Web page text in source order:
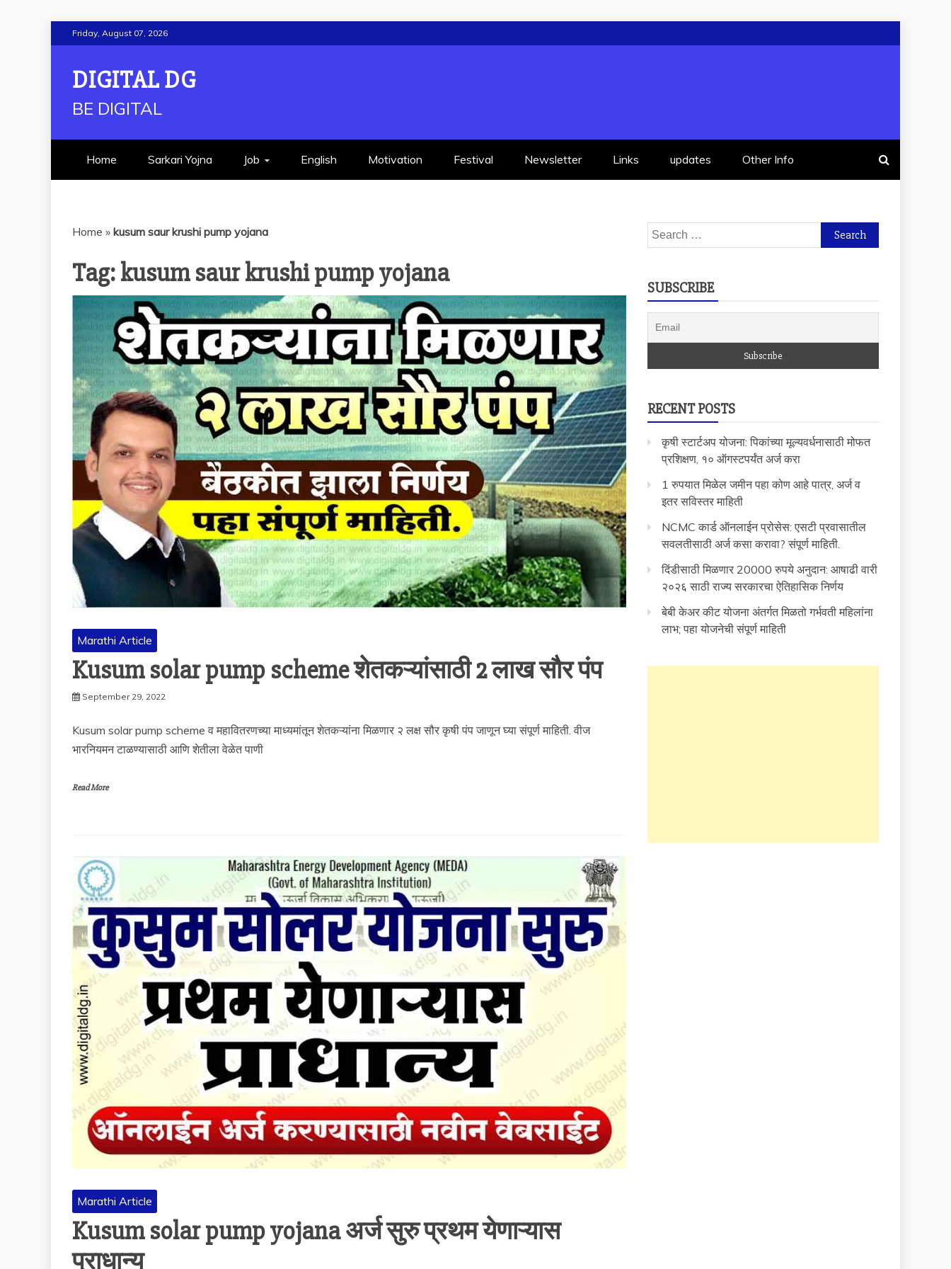
to
content
Friday, August 07, 2026
DIGITAL DG
BE DIGITAL
Home Sarkari Yojna Job English Motivation Festival Newsletter Links updates Other Info
Home » kusum saur krushi pump yojana
Tag:kusum saur krushi pump yojana
Marathi Article
Kusum solar pump scheme शेतकऱ्यांसाठी 2 लाख सौर पंप
September 29, 2022
Kusum solar pump scheme व महावितरणच्या माध्यमांतून शेतकऱ्यांना मिळणार २ लक्ष सौर कृषी पंप जाणून घ्या संपूर्ण माहिती. वीज
भारनियमन टाळण्यासाठी आणि शेतीला वेळेत पाणी
Read More
Marathi Article
Kusum solar pump yojana अर्ज सुरु प्रथम येणाऱ्यास
प्राधान्य
Search
for:
SUBSCRIBE
RECENT POSTS
कृषी स्टार्टअप योजना: पिकांच्या मूल्यवर्धनासाठी मोफत
प्रशिक्षण, १० ऑगस्टपर्यंत अर्ज करा
1 रुपयात मिळेल जमीन पहा कोण आहे पात्र, अर्ज व
इतर सविस्तर माहिती
NCMC कार्ड ऑनलाईन प्रोसेस: एसटी प्रवासातील
सवलतीसाठी अर्ज कसा करावा? संपूर्ण माहिती.
दिंडीसाठी मिळणार 20000 रुपये अनुदान: आषाढी वारी
२०२६ साठी राज्य सरकारचा ऐतिहासिक निर्णय
बेबी केअर कीट योजना अंतर्गत मिळतो गर्भवती महिलांना
लाभ; पहा योजनेची संपूर्ण माहिती